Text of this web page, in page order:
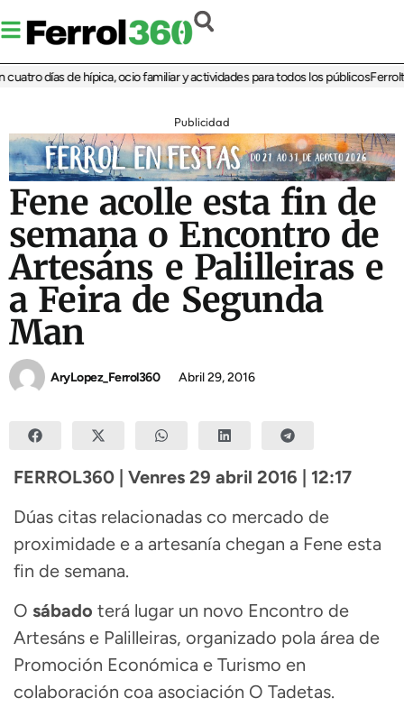
días de hípica, ocio familiar y actividades para todos los públicos
Publicidad
Fene acolle esta fin de
semana o Encontro de
Artesáns e Palilleiras e
a Feira de Segunda
Man
AryLopez_Ferrol360 Abril 29, 2016
FERROL360 | Venres 29 abril 2016 | 12:17
Dúas citas relacionadas co mercado de
proximidade e a artesanía chegan a Fene esta
fin de semana.
O sábado terá lugar un novo Encontro de
Artesáns e Palilleiras, organizado pola área de
Promoción Económica e Turismo en
colaboración coa asociación O Tadetas.